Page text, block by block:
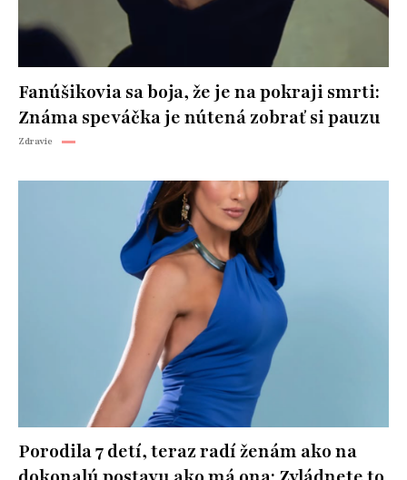
Fanúšikovia sa boja, že je na pokraji smrti:
Známa speváčka je nútená zobrať si pauzu
Zdravie
Porodila 7 detí, teraz radí ženám ako na